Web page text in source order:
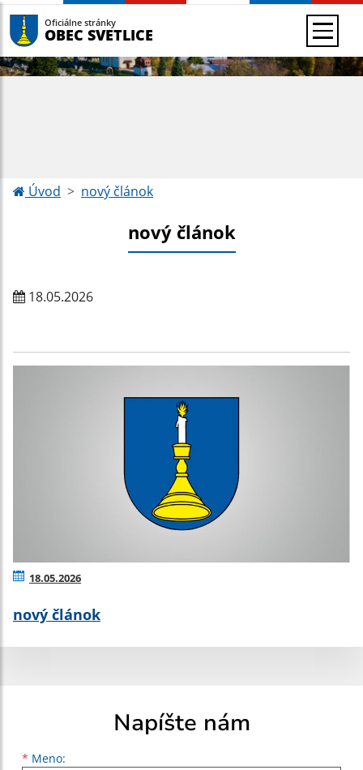
Oficiálne stránky
OBEC SVETLICE
Úvod nový článok
nový článok
18.05.2026
18.05.2026
nový článok
Napíšte nám
* Meno:
Meno
Priezvisko
E-mailová adresa